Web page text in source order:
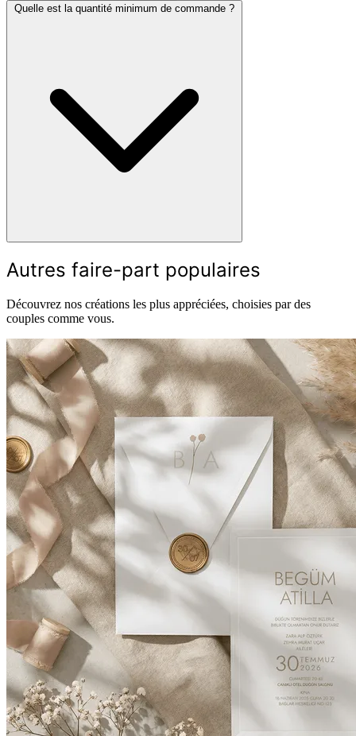
Quelle est la quantité minimum de commande ?
Autres faire-part populaires
Découvrez nos créations les plus appréciées, choisies par des
couples comme vous.